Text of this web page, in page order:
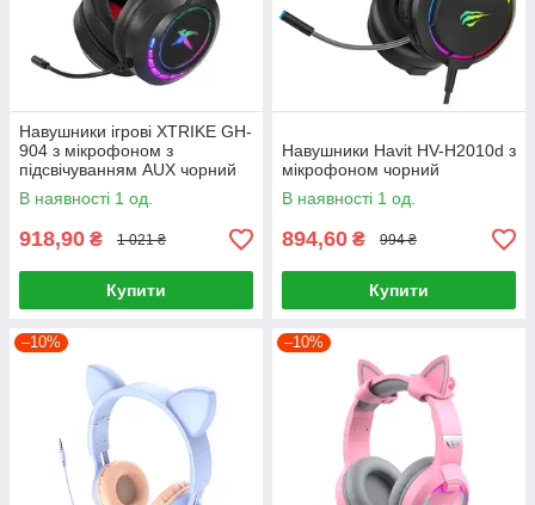
Навушники ігрові XTRIKE GH-
904 з мікрофоном з
підсвічуванням AUX чорний
В наявності 1 од.
918,90 ₴ 1 021 ₴
Купити
Навушники Havit HV-H2010d з
мікрофоном чорний
В наявності 1 од.
894,60 ₴ 994 ₴
Купити
–10% –10%